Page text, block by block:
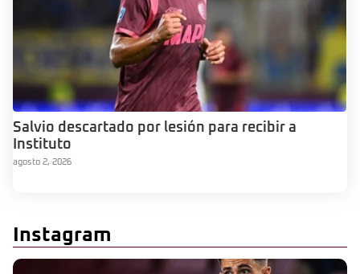
Salvio descartado por lesión para recibir a
Instituto
agosto 2, 2026
Instagram